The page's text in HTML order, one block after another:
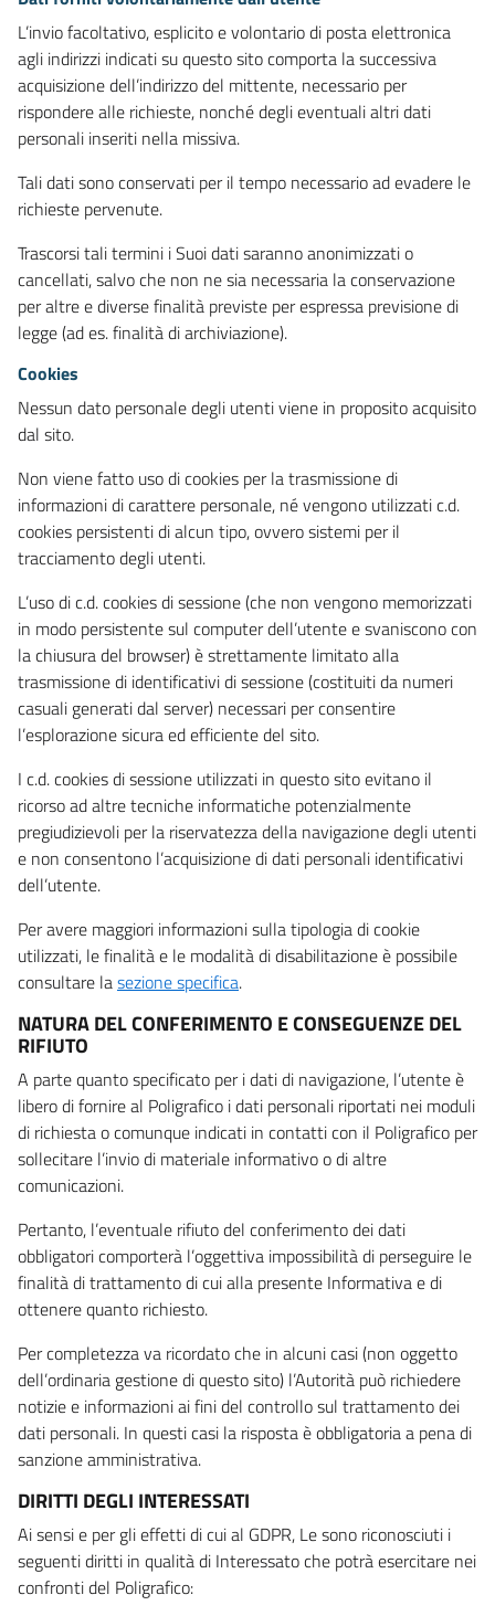
L’invio facoltativo, esplicito e volontario di posta elettronica
agli indirizzi indicati su questo sito comporta la successiva
acquisizione dell’indirizzo del mittente, necessario per
rispondere alle richieste, nonché degli eventuali altri dati
personali inseriti nella missiva.
Tali dati sono conservati per il tempo necessario ad evadere le
richieste pervenute.
Trascorsi tali termini i Suoi dati saranno anonimizzati o
cancellati, salvo che non ne sia necessaria la conservazione
per altre e diverse finalità previste per espressa previsione di
legge (ad es. finalità di archiviazione).
Cookies
Nessun dato personale degli utenti viene in proposito acquisito
dal sito.
Non viene fatto uso di cookies per la trasmissione di
informazioni di carattere personale, né vengono utilizzati c.d.
cookies persistenti di alcun tipo, ovvero sistemi per il
tracciamento degli utenti.
L’uso di c.d. cookies di sessione (che non vengono memorizzati
in modo persistente sul computer dell’utente e svaniscono con
la chiusura del browser) è strettamente limitato alla
trasmissione di identificativi di sessione (costituiti da numeri
casuali generati dal server) necessari per consentire
l’esplorazione sicura ed efficiente del sito.
I c.d. cookies di sessione utilizzati in questo sito evitano il
ricorso ad altre tecniche informatiche potenzialmente
pregiudizievoli per la riservatezza della navigazione degli utenti
e non consentono l’acquisizione di dati personali identificativi
dell’utente.
Per avere maggiori informazioni sulla tipologia di cookie
utilizzati, le finalità e le modalità di disabilitazione è possibile
consultare lasezione specifica.
NATURA DEL CONFERIMENTO E CONSEGUENZE DEL
RIFIUTO
A parte quanto specificato per i dati di navigazione, l’utente è
libero di fornire al Poligrafico i dati personali riportati nei moduli
di richiesta o comunque indicati in contatti con il Poligrafico per
sollecitare l’invio di materiale informativo o di altre
comunicazioni.
Pertanto, l’eventuale rifiuto del conferimento dei dati
obbligatori comporterà l’oggettiva impossibilità di perseguire le
finalità di trattamento di cui alla presente Informativa e di
ottenere quanto richiesto.
Per completezza va ricordato che in alcuni casi (non oggetto
dell’ordinaria gestione di questo sito) l’Autorità può richiedere
notizie e informazioni ai fini del controllo sul trattamento dei
dati personali. In questi casi la risposta è obbligatoria a pena di
sanzione amministrativa.
DIRITTI DEGLI INTERESSATI
Ai sensi e per gli effetti di cui al GDPR, Le sono riconosciuti i
seguenti diritti in qualità di Interessato che potrà esercitare nei
confronti del Poligrafico: